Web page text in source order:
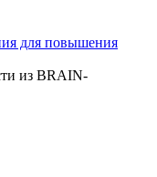
для повышения
из BRAIN-